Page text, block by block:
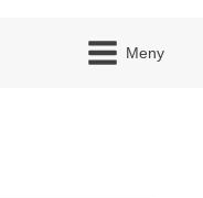
Meny